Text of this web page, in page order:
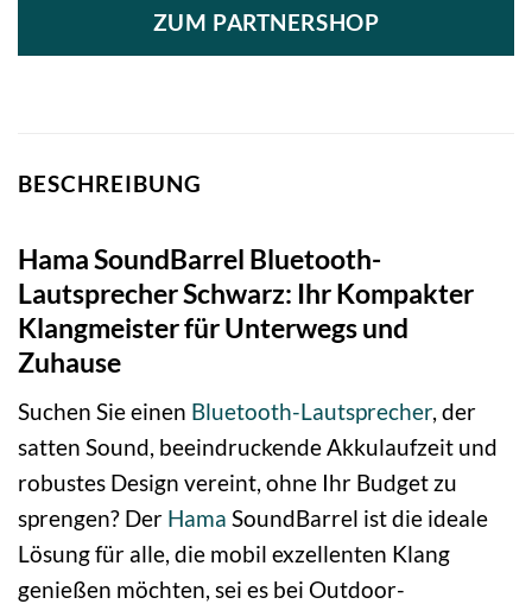
ZUM PARTNERSHOP
BESCHREIBUNG
Hama SoundBarrel Bluetooth-
Lautsprecher Schwarz: Ihr Kompakter
Klangmeister für Unterwegs und
Zuhause
Suchen Sie einen Bluetooth-Lautsprecher, der
satten Sound, beeindruckende Akkulaufzeit und
robustes Design vereint, ohne Ihr Budget zu
sprengen? Der Hama SoundBarrel ist die ideale
Lösung für alle, die mobil exzellenten Klang
genießen möchten, sei es bei Outdoor-